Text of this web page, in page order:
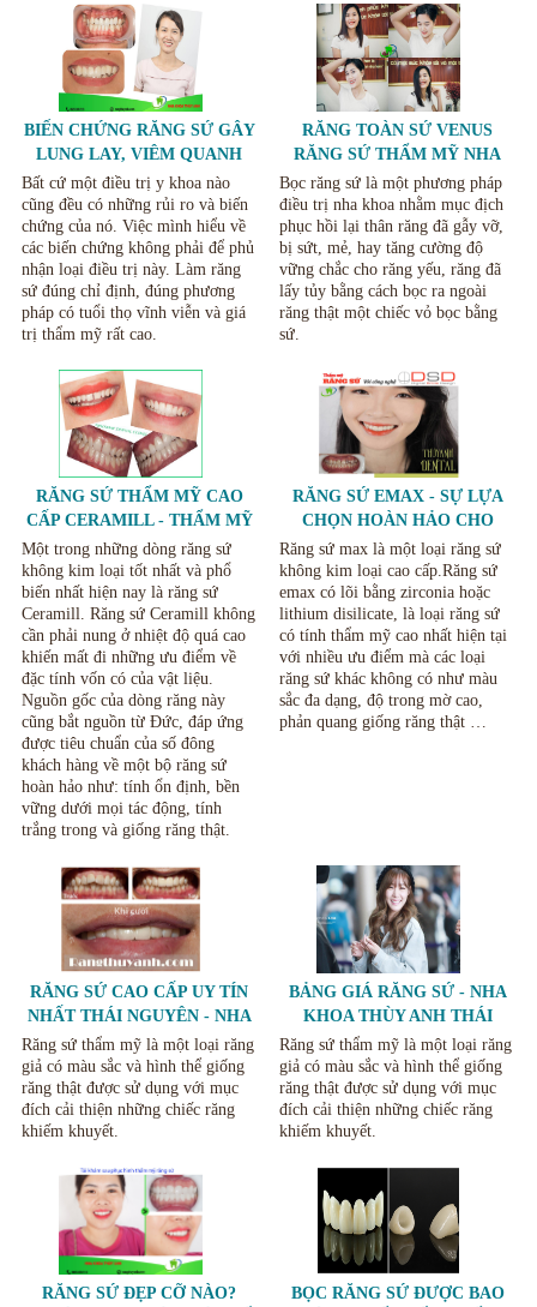
BIẾN CHỨNG RĂNG SỨ GÂY
LUNG LAY, VIÊM QUANH
RĂNG VÀ NỨT VỠ RĂNG SỨ
Bất cứ một điều trị y khoa nào
cũng đều có những rủi ro và biến
chứng của nó. Việc mình hiểu về
các biến chứng không phải để phủ
nhận loại điều trị này. Làm răng
sứ đúng chỉ định, đúng phương
pháp có tuổi thọ vĩnh viễn và giá
trị thẩm mỹ rất cao.
RĂNG TOÀN SỨ VENUS
RĂNG SỨ THẨM MỸ NHA
KHOA THÙY ANH THÁI
NGUYÊN
Bọc răng sứ là một phương pháp
điều trị nha khoa nhằm mục địch
phục hồi lại thân răng đã gẫy vỡ,
bị sứt, mẻ, hay tăng cường độ
vững chắc cho răng yếu, răng đã
lấy tủy bằng cách bọc ra ngoài
răng thật một chiếc vỏ bọc bằng
sứ.
RĂNG SỨ THẨM MỸ CAO
CẤP CERAMILL - THẨM MỸ
RĂNG TẠI NHA KHOA THÙY
ANH THÁI NGUYÊN
Một trong những dòng răng sứ
không kim loại tốt nhất và phổ
biến nhất hiện nay là răng sứ
Ceramill. Răng sứ Ceramill không
cần phải nung ở nhiệt độ quá cao
khiến mất đi những ưu điểm về
đặc tính vốn có của vật liệu.
Nguồn gốc của dòng răng này
cũng bắt nguồn từ Đức, đáp ứng
được tiêu chuẩn của số đông
khách hàng về một bộ răng sứ
hoàn hảo như: tính ổn định, bền
vững dưới mọi tác động, tính
trắng trong và giống răng thật.
RĂNG SỨ EMAX - SỰ LỰA
CHỌN HOÀN HẢO CHO
THẨM MỸ RĂNG SỨ
Răng sứ max là một loại răng sứ
không kim loại cao cấp.Răng sứ
emax có lõi bằng zirconia hoặc
lithium disilicate, là loại răng sứ
có tính thẩm mỹ cao nhất hiện tại
với nhiều ưu điểm mà các loại
răng sứ khác không có như màu
sắc đa dạng, độ trong mờ cao,
phản quang giống răng thật …
RĂNG SỨ CAO CẤP UY TÍN
NHẤT THÁI NGUYÊN - NHA
KHOA THÙY ANH
Răng sứ thẩm mỹ là một loại răng
giả có màu sắc và hình thể giống
răng thật được sử dụng với mục
đích cải thiện những chiếc răng
khiếm khuyết.
BẢNG GIÁ RĂNG SỨ - NHA
KHOA THÙY ANH THÁI
NGUYÊN
Răng sứ thẩm mỹ là một loại răng
giả có màu sắc và hình thể giống
răng thật được sử dụng với mục
đích cải thiện những chiếc răng
khiếm khuyết.
RĂNG SỨ ĐẸP CỠ NÀO?
BỌC RĂNG SỨ ĐƯỢC BAO